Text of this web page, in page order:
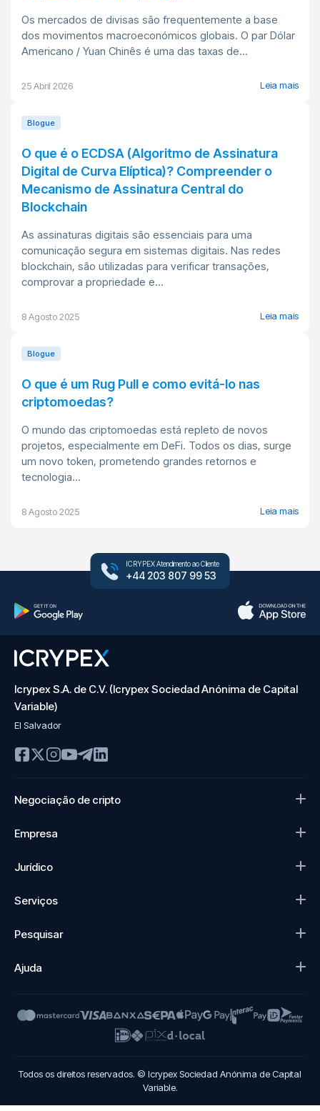
Os mercados de divisas são frequentemente a base
dos movimentos macroeconómicos globais. O par Dólar
Americano / Yuan Chinês é uma das taxas de...
25 Abril 2026 Leia mais
Blogue
O que é o ECDSA (Algoritmo de Assinatura
Digital de Curva Elíptica)? Compreender o
Mecanismo de Assinatura Central do
Blockchain
As assinaturas digitais são essenciais para uma
comunicação segura em sistemas digitais. Nas redes
blockchain, são utilizadas para verificar transações,
comprovar a propriedade e...
8 Agosto 2025 Leia mais
Blogue
O que é um Rug Pull e como evitá-lo nas
criptomoedas?
O mundo das criptomoedas está repleto de novos
projetos, especialmente em DeFi. Todos os dias, surge
um novo token, prometendo grandes retornos e
tecnologia...
8 Agosto 2025 Leia mais
ICRYPEX Atendimento ao Cliente
+44 203 807 99 53
Icrypex S.A. de C.V. (Icrypex Sociedad Anónima de Capital
Variable)
El Salvador
Negociação de cripto
Empresa
Jurídico
Serviços
Pesquisar
Ajuda
Todos os direitos reservados. © Icrypex Sociedad Anónima de Capital
Variable.